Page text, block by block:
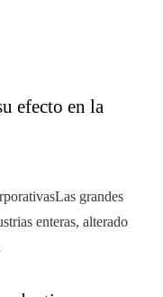
efecto en la
grandes
enteras, alterado